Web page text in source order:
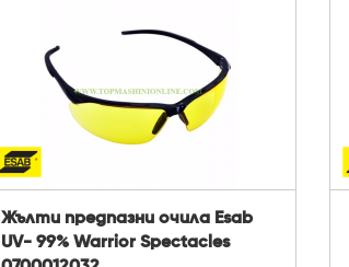
Жълти предпазни очила Esab
UV- 99% Warrior Spectacles